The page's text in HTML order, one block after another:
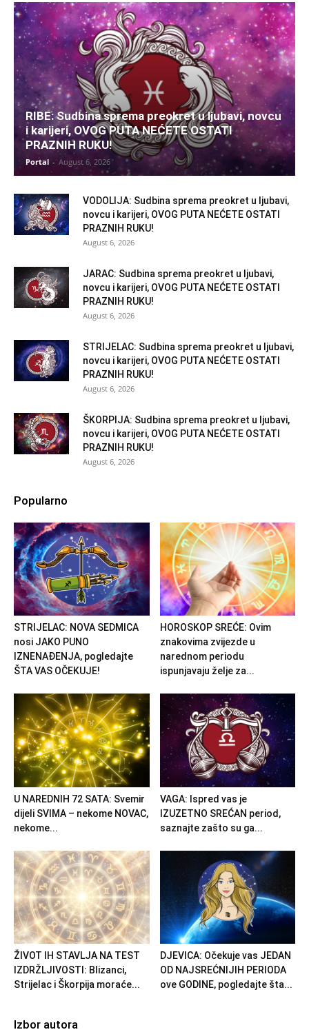
RIBE: Sudbina sprema preokret u ljubavi, novcu
i karijeri, OVOG PUTA NEĆETE OSTATI
PRAZNIH RUKU!
Portal - August 6, 2026
VODOLIJA: Sudbina sprema preokret u ljubavi,
novcu i karijeri, OVOG PUTA NEĆETE OSTATI
PRAZNIH RUKU!
August 6, 2026
JARAC: Sudbina sprema preokret u ljubavi,
novcu i karijeri, OVOG PUTA NEĆETE OSTATI
PRAZNIH RUKU!
August 6, 2026
STRIJELAC: Sudbina sprema preokret u ljubavi,
novcu i karijeri, OVOG PUTA NEĆETE OSTATI
PRAZNIH RUKU!
August 6, 2026
ŠKORPIJA: Sudbina sprema preokret u ljubavi,
novcu i karijeri, OVOG PUTA NEĆETE OSTATI
PRAZNIH RUKU!
August 6, 2026
Popularno
STRIJELAC: NOVA SEDMICA
nosi JAKO PUNO
IZNENAĐENJA, pogledajte
ŠTA VAS OČEKUJE!
HOROSKOP SREĆE: Ovim
znakovima zvijezde u
narednom periodu
ispunjavaju želje za...
U NAREDNIH 72 SATA: Svemir
dijeli SVIMA – nekome NOVAC,
nekome...
VAGA: Ispred vas je
IZUZETNO SREĆAN period,
saznajte zašto su ga...
ŽIVOT IH STAVLJA NA TEST
IZDRŽLJIVOSTI: Blizanci,
Strijelac i Škorpija moraće...
DJEVICA: Očekuje vas JEDAN
OD NAJSREĆNIJIH PERIODA
ove GODINE, pogledajte šta...
Izbor autora